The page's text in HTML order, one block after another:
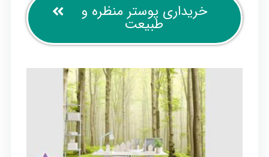
خریداری پوستر منظره و
طبیعت